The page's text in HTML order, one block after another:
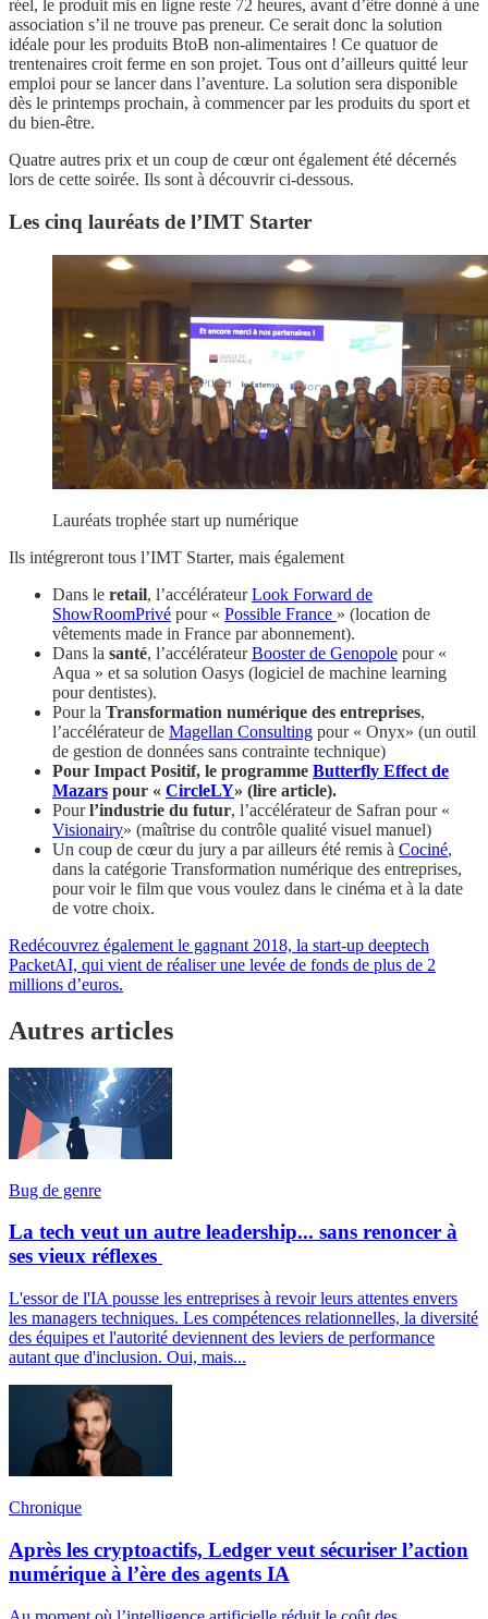
réel, le produit mis en ligne reste 72 heures, avant d’être donné à une
association s’il ne trouve pas preneur. Ce serait donc la solution
idéale pour les produits BtoB non-alimentaires ! Ce quatuor de
trentenaires croit ferme en son projet. Tous ont d’ailleurs quitté leur
emploi pour se lancer dans l’aventure. La solution sera disponible
dès le printemps prochain, à commencer par les produits du sport et
du bien-être.
Quatre autres prix et un coup de cœur ont également été décernés
lors de cette soirée. Ils sont à découvrir ci-dessous.
Les cinq lauréats de l’IMT Starter
Lauréats trophée start up numérique
Ils intégreront tous l’IMT Starter, mais également
Dans le retail, l’accélérateurLook Forward de
ShowRoomPrivé pour « Possible France » (location de
vêtements made in France par abonnement).
Dans la santé, l’accélérateurBooster de Genopole pour «
Aqua » et sa solution Oasys (logiciel de machine learning
pour dentistes).
Pour la Transformation numérique des entreprises,
l’accélérateur de Magellan Consulting pour « Onyx» (un outil
de gestion de données sans contrainte technique)
Pour Impact Positif, le programme Butterfly Effect de
Mazars pour « CircleLY» (lire article).
Pourl’industrie du futur, l’accélérateur de Safran pour «
Visionairy» (maîtrise du contrôle qualité visuel manuel)
Un coup de cœur du jury a par ailleurs été remis à Cociné,
dans la catégorie Transformation numérique des entreprises,
pour voir le film que vous voulez dans le cinéma et à la date
de votre choix.
Redécouvrez également le gagnant 2018, la start-up deeptech
PacketAI, qui vient de réaliser une levée de fonds de plus de 2
millions d’euros.
Autres articles
Bug de genre
La tech veut un autre leadership... sans renoncer à
ses vieux réflexes
L'essor de l'IA pousse les entreprises à revoir leurs attentes envers
les managers techniques. Les compétences relationnelles, la diversité
des équipes et l'autorité deviennent des leviers de performance
autant que d'inclusion. Oui, mais...
Chronique
Après les cryptoactifs, Ledger veut sécuriser l’action
numérique à l’ère des agents IA